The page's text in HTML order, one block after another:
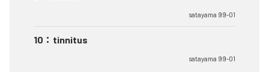
satayama 99-01
10 ： tinnitus
satayama 99-01